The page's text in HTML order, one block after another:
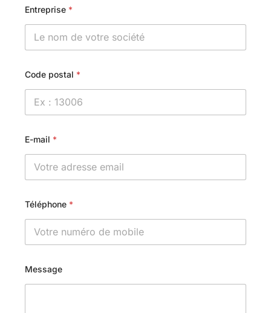
Entreprise *
Code postal *
E-mail *
Téléphone *
Message